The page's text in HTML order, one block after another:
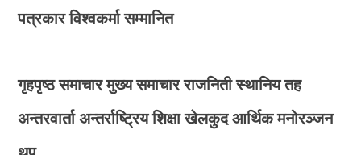
पत्रकार विश्वकर्मा सम्मानित
गृहपृष्ठ समाचार मुख्य समाचार राजनिती स्थानिय तह
अन्तरवार्ता अन्तर्राष्ट्रिय शिक्षा खेलकुद आर्थिक मनोरञ्जन